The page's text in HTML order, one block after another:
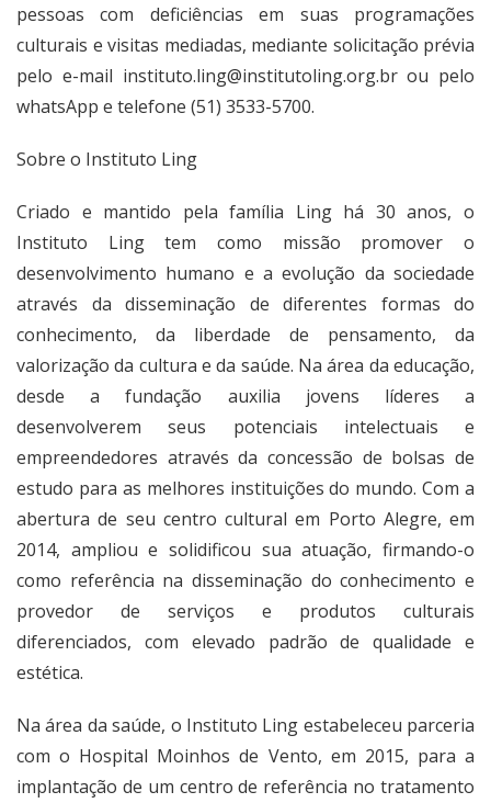
pessoas com deficiências em suas programações
culturais e visitas mediadas, mediante solicitação prévia
pelo e-mail instituto.ling@institutoling.org.brou pelo
whatsApp e telefone (51) 3533-5700.
Sobre o Instituto Ling
Criado e mantido pela família Ling há 30 anos, o
Instituto Ling tem como missão promover o
desenvolvimento humano e a evolução da sociedade
através da disseminação de diferentes formas do
conhecimento, da liberdade de pensamento, da
valorização da cultura e da saúde. Na área da educação,
desde a fundação auxilia jovens líderes a
desenvolverem seus potenciais intelectuais e
empreendedores através da concessão de bolsas de
estudo para as melhores instituições do mundo. Com a
abertura de seu centro cultural em Porto Alegre, em
2014, ampliou e solidificou sua atuação, firmando-o
como referência na disseminação do conhecimento e
provedor de serviços e produtos culturais
diferenciados, com elevado padrão de qualidade e
estética.
Na área da saúde, o Instituto Ling estabeleceu parceria
com o Hospital Moinhos de Vento, em 2015, para a
implantação de um centro de referência no tratamento